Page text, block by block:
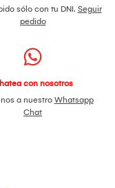
sólo con tu DNI. Seguir
pedido
con nosotros
a nuestro Whatsapp
Chat